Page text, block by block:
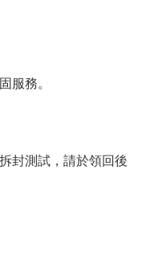
服務。
封測試，請於領回後